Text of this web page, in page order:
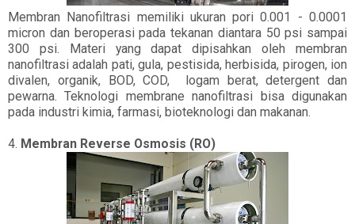
Membran Nanofiltrasi memiliki ukuran pori 0.001 - 0.0001
micron dan beroperasi pada tekanan diantara 50 psi sampai
300 psi. Materi yang dapat dipisahkan oleh membran
nanofiltrasi adalah pati, gula, pestisida, herbisida, pirogen, ion
divalen, organik, BOD, COD, logam berat, detergent dan
pewarna. Teknologi membrane nanofiltrasi bisa digunakan
pada industri kimia, farmasi, bioteknologi dan makanan.
4. Membran Reverse Osmosis (RO)